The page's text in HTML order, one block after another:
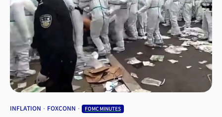
제한적인 정책으로 향하면서 경제 전망 역시 신용의 악화로 인해 완만한
경기침체가 예상된다는 반응이다. 시장은 더 제한 적인 정책과 침체를 예고한
연준 의사록에 미 국채금리와 달러가 동반 상승하는 등 금융환경이 더
타이트해지는 모습을 연출했다. 마감시황[4:07pm ET]뉴욕증시는 연준의
매파적인 성향이 드러난 6월 통화정책회의 의사록으로 인해 국채금리와
달러가 모두 강세를 보이면서 일제히 하락 마감했다. (다우 -0.38%, S&P500
-0.20%, 나스닥 -0.18%)
유지된다면 추가 정책 강화가 필요하지 않을 수 있다."고 언급한 반면 "다른
일부 참가자들은 인플레이션을 2%로 되돌리는 것이 예상보다 더딜 수 있다는
우려에 추가 금리인상이 필요하다."는 입장을 표명한 것으로 나타났다. 특히
"여기까지 왔으니 향후 데이터를 살펴보고 신중해야 한다."는 비둘기파적인
의견이 있었으나 많은 참가자들이 여전히 강력한 고용시장과 높은 물가 상승
압력에 금리가 계속 올라야 한다는 주장을 펼친 것으로 밝혀졌다. 중국 위안화
약세는 경기 둔화 시그널[3:55pm ET]최근 중국 전역에서 코로나 확진자가
지난주에만 6500만명으로 증가하는 등 경제회복을 위협함에 따라 위안화가
올해 최저치를 기록했다. 역외 외안화는 24일(현지시각) 현재 지난 12월 이후
가장 낮은 수준인 달러대비 7.07을 돌파하며 약세를 지속했다. 위안화의
회복에 대한 우려가 커지고 있다. LPL파이낸셜은 "중국 당국이 미국과의
대한 기대가 작용하며 하락 전환.상품동향: 국제유가는 중국의 경기재개에도
글로벌 경기 침체에 대한 우려가 투자심리를 압박하며 급락하며 2주 최저치.
금은 달러 약세에 강세. 구리는 글로벌 수요 둔화 우려로 하락.제조업은 둔화,
고용은 여전히 활활[10:45am ET]미국의 제조업이 2008년 이후 가장
가파른 위축을 기록했다. 공급관리자협회(ISM)의 12월 제조업
구매관리자지수(PMI) 2개월 연속 경기 위축을 기록했다. 2022년 한 해에만
10.4포인트가 하락해 금융위기 이후 가장 큰 폭의 하락세를 기록했다. 반면
고용시장은 여전히 타이트한 수급 불균형을 유지하는 것으로 나타났다. 11월
채용공고는 시장의 모든 전망보다 높은 1046만건으로 고용주의 수요가 인력
임금 상승 압력을 가해 인플레이션을 자극하고 연준의 긴축 기조를 강화할
INFLATION FOXCONN FOMC MINUTES